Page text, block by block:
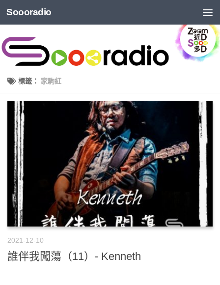
Soooradio
標籤： 家駒紅
2021-12-10
誰伴我闖蕩（11）- Kenneth